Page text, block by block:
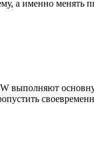
а именно менять
выполняют